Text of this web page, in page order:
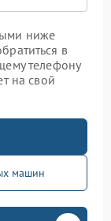
ниже
в
телефону
на свой
машин